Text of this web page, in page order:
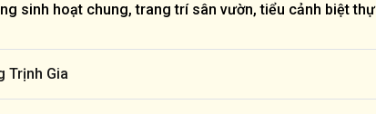
sinh hoạt chung, trang trí sân vườn, tiểu cảnh biệt
Trịnh Gia